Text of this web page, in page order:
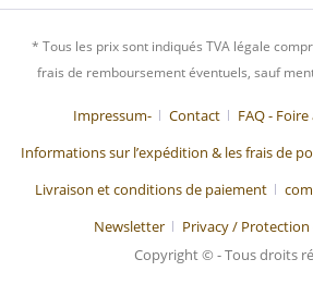
* Tous les prix sont indiqués TVA légale
frais de remboursement éventuels, sauf
Impressum- Contact
FAQ -
Informations sur l’expédition & les frais de
Livraison et conditions de paiement
Newsletter
Privacy /
Copyright © - Tous droits